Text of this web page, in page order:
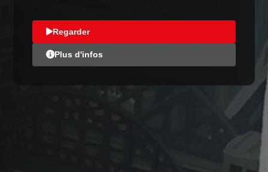
Regarder
Plus d'infos